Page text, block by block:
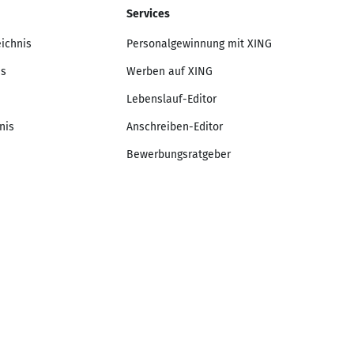
Services
Personalgewinnung mit XING
Werben auf XING
Lebenslauf-Editor
Anschreiben-Editor
Bewerbungsratgeber